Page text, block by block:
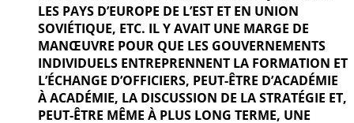
LES PAYS D’EUROPE DE L’EST ET EN UNION
SOVIÉTIQUE, ETC. IL Y AVAIT UNE MARGE DE
MANŒUVRE POUR QUE LES GOUVERNEMENTS
INDIVIDUELS ENTREPRENNENT LA FORMATION ET
L’ÉCHANGE D’OFFICIERS, PEUT-ÊTRE D’ACADÉMIE
À ACADÉMIE, LA DISCUSSION DE LA STRATÉGIE ET,
PEUT-ÊTRE MÊME À PLUS LONG TERME, UNE